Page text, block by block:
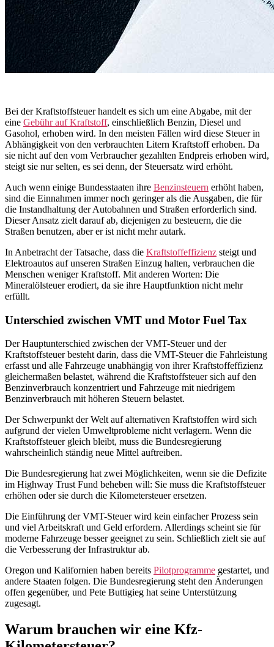
Bei der Kraftstoffsteuer handelt es sich um eine Abgabe, mit der
eine Gebühr auf Kraftstoff, einschließlich Benzin, Diesel und
Gasohol, erhoben wird. In den meisten Fällen wird diese Steuer in
Abhängigkeit von den verbrauchten Litern Kraftstoff erhoben. Da
sie nicht auf den vom Verbraucher gezahlten Endpreis erhoben wird,
steigt sie nur selten, es sei denn, der Steuersatz wird erhöht.
Auch wenn einige Bundesstaaten ihre Benzinsteuern erhöht haben,
sind die Einnahmen immer noch geringer als die Ausgaben, die für
die Instandhaltung der Autobahnen und Straßen erforderlich sind.
Dieser Ansatz zielt darauf ab, diejenigen zu besteuern, die die
Straßen benutzen, aber er ist nicht mehr autark.
In Anbetracht der Tatsache, dass die Kraftstoffeffizienz steigt und
Elektroautos auf unseren Straßen Einzug halten, verbrauchen die
Menschen weniger Kraftstoff. Mit anderen Worten: Die
Mineralölsteuer erodiert, da sie ihre Hauptfunktion nicht mehr
erfüllt.
Unterschied zwischen VMT und Motor Fuel Tax
Der Hauptunterschied zwischen der VMT-Steuer und der
Kraftstoffsteuer besteht darin, dass die VMT-Steuer die Fahrleistung
erfasst und alle Fahrzeuge unabhängig von ihrer Kraftstoffeffizienz
gleichermaßen belastet, während die Kraftstoffsteuer sich auf den
Benzinverbrauch konzentriert und Fahrzeuge mit niedrigem
Benzinverbrauch mit höheren Steuern belastet.
Der Schwerpunkt der Welt auf alternativen Kraftstoffen wird sich
aufgrund der vielen Umweltprobleme nicht verlagern. Wenn die
Kraftstoffsteuer gleich bleibt, muss die Bundesregierung
wahrscheinlich ständig neue Mittel auftreiben.
Die Bundesregierung hat zwei Möglichkeiten, wenn sie die Defizite
im Highway Trust Fund beheben will: Sie muss die Kraftstoffsteuer
erhöhen oder sie durch die Kilometersteuer ersetzen.
Die Einführung der VMT-Steuer wird kein einfacher Prozess sein
und viel Arbeitskraft und Geld erfordern. Allerdings scheint sie für
moderne Fahrzeuge besser geeignet zu sein. Schließlich zielt sie auf
die Verbesserung der Infrastruktur ab.
Oregon und Kalifornien haben bereits Pilotprogramme gestartet, und
andere Staaten folgen. Die Bundesregierung steht den Änderungen
offen gegenüber, und Pete Buttigieg hat seine Unterstützung
zugesagt.
Warum brauchen wir eine Kfz-